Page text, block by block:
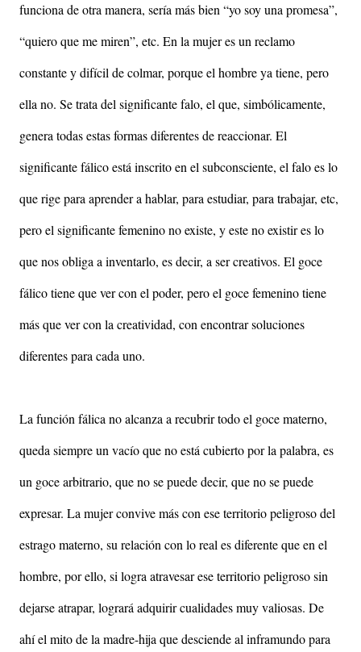
funciona de otra manera, sería más bien “yo soy una promesa”,
“quiero que me miren”, etc. En la mujer es un reclamo
constante y difícil de colmar, porque el hombre ya tiene, pero
ella no. Se trata del significante falo, el que, simbólicamente,
genera todas estas formas diferentes de reaccionar. El
significante fálico está inscrito en el subconsciente, el falo es lo
que rige para aprender a hablar, para estudiar, para trabajar, etc,
pero el significante femenino no existe, y este no existir es lo
que nos obliga a inventarlo, es decir, a ser creativos. El goce
fálico tiene que ver con el poder, pero el goce femenino tiene
más que ver con la creatividad, con encontrar soluciones
diferentes para cada uno.
La función fálica no alcanza a recubrir todo el goce materno,
queda siempre un vacío que no está cubierto por la palabra, es
un goce arbitrario, que no se puede decir, que no se puede
expresar. La mujer convive más con ese territorio peligroso del
estrago materno, su relación con lo real es diferente que en el
hombre, por ello, si logra atravesar ese territorio peligroso sin
dejarse atrapar, logrará adquirir cualidades muy valiosas. De
ahí el mito de la madre-hija que desciende al inframundo para